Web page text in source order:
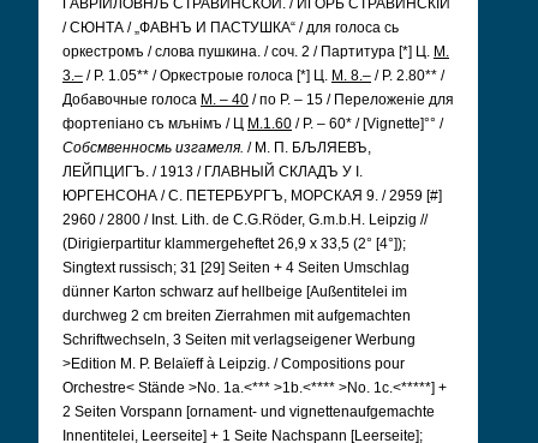
ГАВРIИЛОВНЉ СТРАВИНСКОЙ. / ИГОРЬ СТРАВИНСКIЙ
/ СЮНТА / „ФАВНЪ И ПАСТУШКА“ / для голоса сь
оркестромъ / слова пушкина. / соч. 2 / Партитура [*] Ц. М.
3.– / Р. 1.05** / Оркестроые голоса [*] Ц. М. 8.– / Р. 2.80** /
Добавочные голоса М. – 40 / по Р. – 15 / Переложеніе для
фортепіано съ мљнімъ / Ц М.1.60 / Р. – 60* / [Vignette]°° /
Собсмвенносмь изгамеля. / М. П. БЉЛЯЕВЪ,
ЛЕЙПЦИГЪ. / 1913 / ГЛАВНЫЙ СКЛАДЪ У I.
ЮРГЕНСОНА / С. ПЕТЕРБУРГЪ, МОРСКАЯ 9. / 2959 [#]
2960 / 2800 / Inst. Lith. de C.G.Röder, G.m.b.H. Leipzig //
(Dirigierpartitur klammergeheftet 26,9 x 33,5 (2° [4°]);
Singtext russisch; 31 [29] Seiten + 4 Seiten Umschlag
dünner Karton schwarz auf hellbeige [Außentitelei im
durchweg 2 cm breiten Zierrahmen mit aufgemachten
Schriftwechseln, 3 Seiten mit verlagseigener Werbung
>Edition M. P. Belaïeff à Leipzig. / Compositions pour
Orchestre< Stände >No. 1a.<*** >1b.<**** >No. 1c.<*****] +
2 Seiten Vorspann [ornament- und vignettenaufgemachte
Innentitelei, Leerseite] + 1 Seite Nachspann [Leerseite];